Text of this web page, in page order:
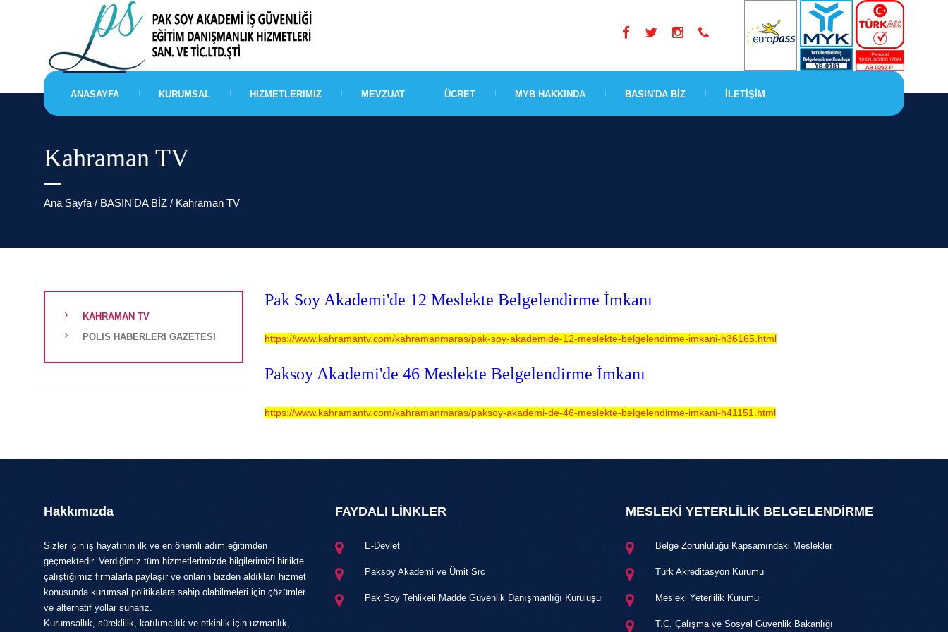
ANASAYFA KURUMSAL HIZMETLERIMIZ MEVZUAT ÜCRET MYB HAKKINDA BASIN'DA BİZ İLETİŞİM
Kahraman TV
Ana Sayfa / BASIN'DA BİZ / Kahraman TV
KAHRAMAN TV
POLIS HABERLERI GAZETESI
Pak Soy Akademi'de 12 Meslekte Belgelendirme İmkanı
https://www.kahramantv.com/kahramanmaras/pak-soy-akademide-12-meslekte-belgelendirme-imkani-h36165.html
Paksoy Akademi'de 46 Meslekte Belgelendirme İmkanı
https://www.kahramantv.com/kahramanmaras/paksoy-akademi-de-46-meslekte-belgelendirme-imkani-h41151.html
Hakkımızda
Sizler için iş hayatının ilk ve en önemli adım eğitimden
geçmektedir. Verdiğimiz tüm hizmetlerimizde bilgilerimizi birlikte
çalıştığımız firmalarla paylaşır ve onların bizden aldıkları hizmet
konusunda kurumsal politikalara sahip olabilmeleri için çözümler
ve alternatif yollar sunarız.
Kurumsallık, süreklilik, katılımcılık ve etkinlik için uzmanlık,
FAYDALI LİNKLER
E-Devlet
Paksoy Akademi ve Ümit Src
Pak Soy Tehlikeli Madde Güvenlik Danışmanlığı Kuruluşu
MESLEKİ YETERLİLİK BELGELENDİRME
Belge Zorunluluğu Kapsamındaki Meslekler
Türk Akreditasyon Kurumu
Mesleki Yeterlilik Kurumu
T.C. Çalışma ve Sosyal Güvenlik Bakanlığı